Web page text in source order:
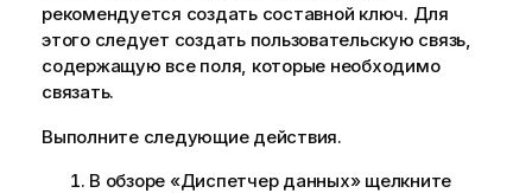
рекомендуется создать составной ключ. Для
этого следует создать пользовательскую связь,
содержащую все поля, которые необходимо
связать.
Выполните следующие действия.
В обзоре «Диспетчер данных» щелкните